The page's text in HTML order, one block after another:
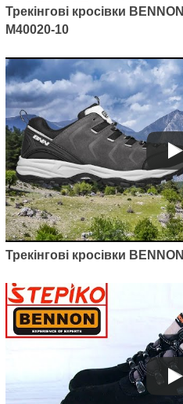
Трекінгові кросівки
M40020-10
Трекінгові кросівки